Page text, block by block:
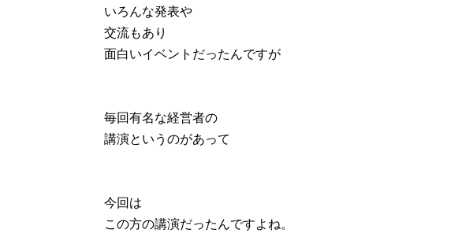
いろんな発表や
交流もあり
面白いイベントだったんですが
毎回有名な経営者の
講演というのがあって
今回は
この方の講演だったんですよね。